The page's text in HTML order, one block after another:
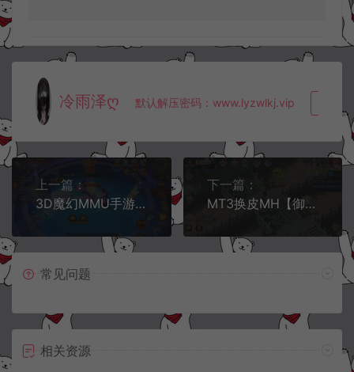
冷雨泽ღ 默认解压密码：www.lyzwlkj.vip
上一篇：
3D魔幻MMU手游【全民奇迹9.7】2月最新整理Win一键服务端+版本介绍+游戏攻略+GM后台+安卓苹果双端+详细搭建教程
下一篇：
MT3换皮MH【御风西游/芒果西游2】2月最新整理Linux手工服务端+管理后台+GM后台+福利后台+安卓苹果双端+详细搭建教程
常见问题
相关资源